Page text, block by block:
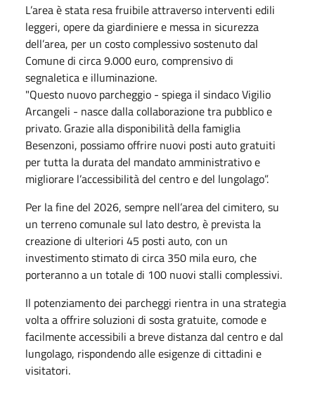
L’area è stata resa fruibile attraverso interventi edili
leggeri, opere da giardiniere e messa in sicurezza
dell’area, per un costo complessivo sostenuto dal
Comune di circa 9.000 euro, comprensivo di
segnaletica e illuminazione.
"Questo nuovo parcheggio - spiega il sindaco Vigilio
Arcangeli - nasce dalla collaborazione tra pubblico e
privato. Grazie alla disponibilità della famiglia
Besenzoni, possiamo offrire nuovi posti auto gratuiti
per tutta la durata del mandato amministrativo e
migliorare l’accessibilità del centro e del lungolago”.
Per la fine del 2026, sempre nell’area del cimitero, su
un terreno comunale sul lato destro, è prevista la
creazione di ulteriori 45 posti auto, con un
investimento stimato di circa 350 mila euro, che
porteranno a un totale di 100 nuovi stalli complessivi.
Il potenziamento dei parcheggi rientra in una strategia
volta a offrire soluzioni di sosta gratuite, comode e
facilmente accessibili a breve distanza dal centro e dal
lungolago, rispondendo alle esigenze di cittadini e
visitatori.